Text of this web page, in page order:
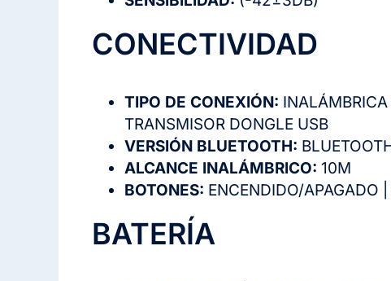
CONECTIVIDAD
TIPO DE CONEXIÓN:
TRANSMISOR DONGLE USB
VERSIÓN BLUETOOTH:
ALCANCE INALÁMBRICO: 10M
BOTONES: ENCENDIDO/
BATERÍA